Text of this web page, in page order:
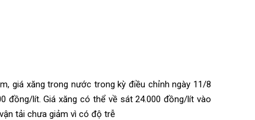
giá xăng trong nước trong kỳ điều chỉnh ngày 11/8
đồng/lít. Giá xăng có thể về sát 24.000 đồng/lít vào
tải chưa giảm vì có độ trễ